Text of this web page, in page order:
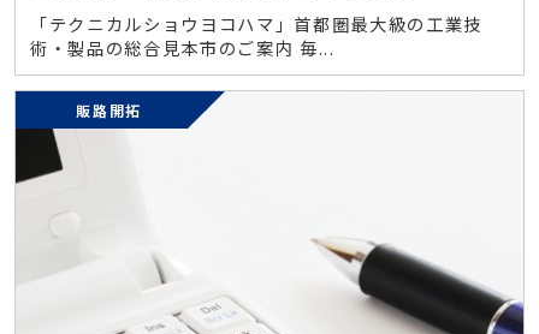
「テクニカルショウヨコハマ」首都圏最大級の工業技
術・製品の総合見本市のご案内 毎...
販路開拓